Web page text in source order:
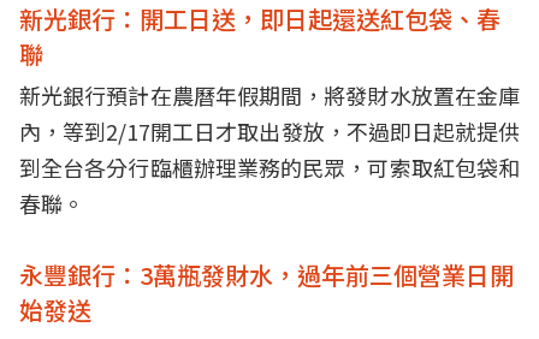
新光銀行：開工日送，即日起還送紅包袋、春
聯
新光銀行預計在農曆年假期間，將發財水放置在金庫
內，等到2/17開工日才取出發放，不過即日起就提供
到全台各分行臨櫃辦理業務的民眾，可索取紅包袋和
春聯。
永豐銀行：3萬瓶發財水，過年前三個營業日開
始發送